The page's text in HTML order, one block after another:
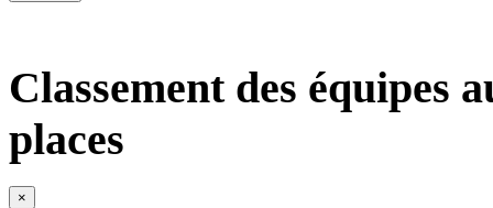
Classement des équipes
places
×